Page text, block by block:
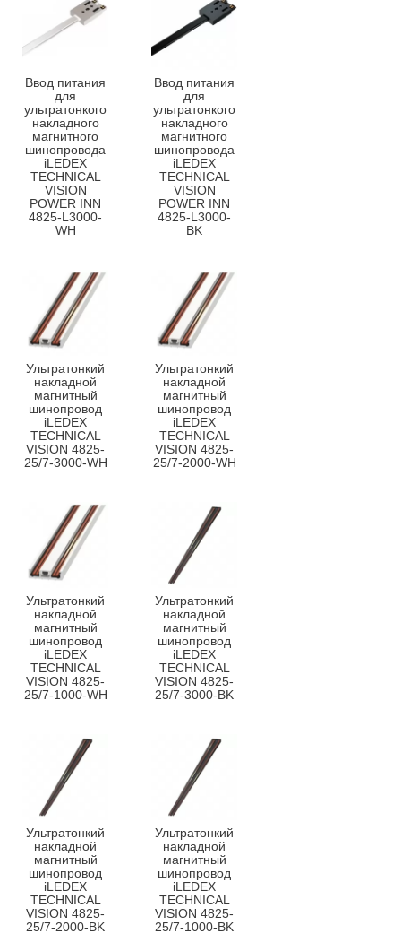
Ввод питания
для
ультратонкого
накладного
магнитного
шинопровода
iLEDEX
TECHNICAL
VISION
POWER INN
4825-L3000-
WH
Ввод питания
для
ультратонкого
накладного
магнитного
шинопровода
iLEDEX
TECHNICAL
VISION
POWER INN
4825-L3000-
BK
Ультратонкий
накладной
магнитный
шинопровод
iLEDEX
TECHNICAL
VISION 4825-
25/7-3000-WH
Ультратонкий
накладной
магнитный
шинопровод
iLEDEX
TECHNICAL
VISION 4825-
25/7-2000-WH
Ультратонкий
накладной
магнитный
шинопровод
iLEDEX
TECHNICAL
VISION 4825-
25/7-1000-WH
Ультратонкий
накладной
магнитный
шинопровод
iLEDEX
TECHNICAL
VISION 4825-
25/7-3000-BK
Ультратонкий
накладной
магнитный
шинопровод
iLEDEX
TECHNICAL
VISION 4825-
25/7-2000-BK
Ультратонкий
накладной
магнитный
шинопровод
iLEDEX
TECHNICAL
VISION 4825-
25/7-1000-BK